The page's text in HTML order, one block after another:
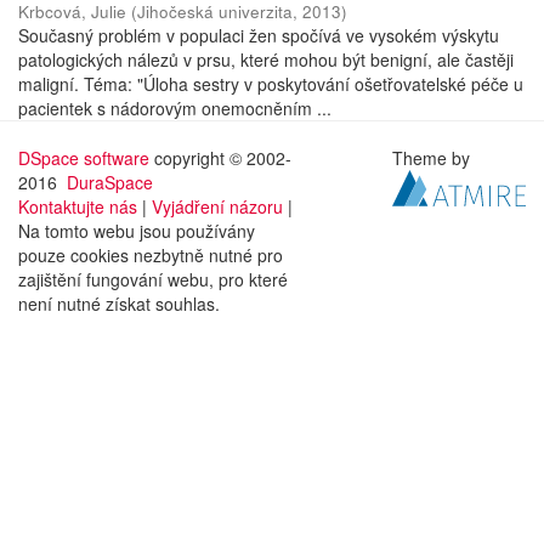
Krbcová, Julie (Jihočeská univerzita, 2013)
Současný problém v populaci žen spočívá ve vysokém výskytu
patologických nálezů v prsu, které mohou být benigní, ale častěji
maligní. Téma: "Úloha sestry v poskytování ošetřovatelské péče u
pacientek s nádorovým onemocněním ...
DSpace software copyright © 2002-
2016 DuraSpace
Kontaktujte nás | Vyjádření názoru |
Na tomto webu jsou používány
pouze cookies nezbytně nutné pro
zajištění fungování webu, pro které
není nutné získat souhlas.
Theme by